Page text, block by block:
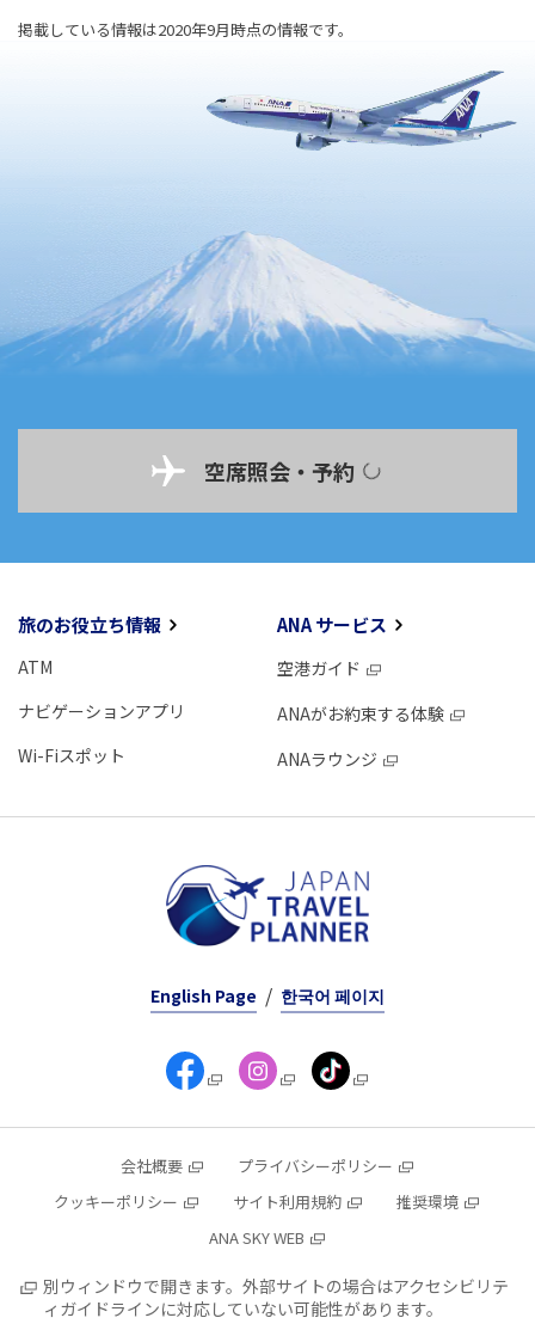
掲載している情報は2020年9月時点の情報です。
空席照会・予約
旅のお役立ち情報
ATM
ナビゲーションアプリ
Wi-Fiスポット
ANA サービス
空港ガイド
ANAがお約束する体験
ANAラウンジ
English Page 한국어 페이지
会社概要
プライバシーポリシー
クッキーポリシー
サイト利用規約
推奨環境
ANA SKY WEB
別ウィンドウで開きます。外部サイトの場合はアクセシビリテ
ィガイドラインに対応していない可能性があります。